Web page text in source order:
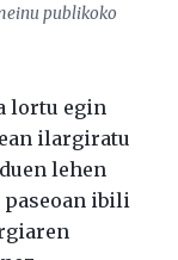
publikoko
lortu egin
ilargiratu
lehen
paseoan ibili